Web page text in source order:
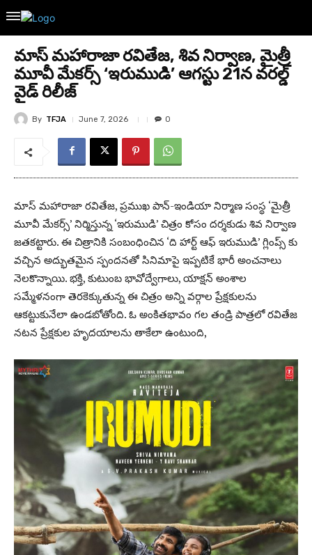
మాస్ మహారాజా రవితేజ, శివ నిర్వాణ, మైత్రీ
మూవీ మేకర్స్ ‘ఇరుముడి’ ఆగస్టు 21న వరల్డ్
వైడ్ రిలీజ్
By TFJA June 7, 2026 0
మాస్ మహారాజా రవితేజ, ప్రముఖ పాన్-ఇండియా నిర్మాణ సంస్థ ‘మైత్రీ
మూవీ మేకర్స్’ నిర్మిస్తున్న ‘ఇరుముడి’ చిత్రం కోసం దర్శకుడు శివ నిర్వాణ
జతకట్టారు. ఈ చిత్రానికి సంబంధించిన ‘ది హార్ట్ ఆఫ్ ఇరుముడి’ గ్లింప్స్ కు
వచ్చిన అద్భుతమైన స్పందనతో సినిమాపై ఇప్పటికే భారీ అంచనాలు
నెలకొన్నాయి. భక్తి, కుటుంబ భావోద్వేగాలు, యాక్షన్ అంశాల
సమ్మేళనంగా తెరకెక్కుతున్న ఈ చిత్రం అన్ని వర్గాల ప్రేక్షకులను
ఆకట్టుకునేలా ఉండబోతోంది. ఓ అంకితభావం గల తండ్రి పాత్రలో రవితేజ
నటన ప్రేక్షకుల హృదయాలను తాకేలా ఉంటుంది,